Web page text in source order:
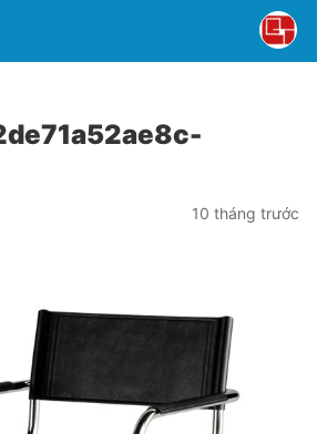
10 tháng trước